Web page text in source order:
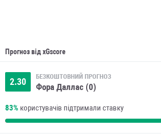
Прогноз від xGscore
2.30 БЕЗКОШТОВНИЙ ПРОГНОЗ
Фора Даллас (0)
83% користувачів підтримали ставку